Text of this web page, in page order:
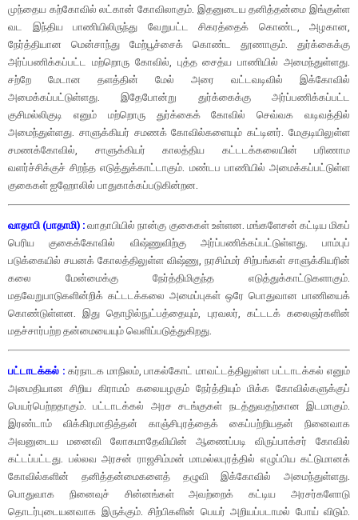
முந்தைய கற்கோவில் லட்கான் கோவிலாகும். இதனுடைய தனித்தன்மை இங்குள்ள
வட இந்திய பாணியிலிருந்து வேறுபட்ட சிகரத்தைக் கொண்ட, அழகான,
நேர்த்தியான மென்சாந்து மேற்பூச்சைக் கொண்ட தூணாகும். துர்க்கைக்கு
அர்ப்பணிக்கப்பட்ட மற்றொரு கோவில், புத்த சைத்ய பாணியில் அமைந்துள்ளது.
சற்றே மேடான தளத்தின் மேல் அரை வட்டவடிவில் இக்கோவில்
அமைக்கப்பட்டுள்ளது. இதேபோன்று துர்க்கைக்கு அர்ப்பணிக்கப்பட்ட
குசிமல்லிகுடி எனும் மற்றொரு துர்க்கைக் கோவில் செவ்வக வடிவத்தில்
அமைந்துள்ளது. சாளுக்கியர் சமணக் கோவில்களையும் கட்டினர். மேகுடியிலுள்ள
சமணக்கோவில், சாளுக்கியர் காலத்திய கட்டடக்கலையின் பரிணாம
வளர்ச்சிக்குச் சிறந்த எடுத்துக்காட்டாகும். மண்டப பாணியில் அமைக்கப்பட்டுள்ள
குகைகள் ஐஹோலில் பாதுகாக்கப்படுகின்றன.
வாதாபி (பாதாமி) :வாதாபியில் நான்கு குகைகள் உள்ளன. மங்களேசன் கட்டிய மிகப்
பெரிய குகைக்கோவில் விஷ்ணுவிற்கு அர்ப்பணிக்கப்பட்டுள்ளது. பாம்புப்
படுக்கையில் சயனக் கோலத்திலுள்ள விஷ்ணு, நரசிம்மர் சிற்பங்கள் சாளுக்கியரின்
கலை மேன்மைக்கு நேர்த்திமிகுந்த எடுத்துக்காட்டுகளாகும்.
மதவேறுபாடுகளின்றிக் கட்டடக்கலை அமைப்புகள் ஒரே பொதுவான பாணியைக்
கொண்டுள்ளன. இது தொழில்நுட்பத்தையும், புரவலர், கட்டடக் கலைஞர்களின்
மதச்சார்பற்ற தன்மையையும் வெளிப்படுத்துகிறது.
பட்டாடக்கல் :கர்நாடக மாநிலம், பாகல்கோட் மாவட்டத்திலுள்ள பட்டாடக்கல் எனும்
அமைதியான சிறிய கிராமம் கலையழகும் நேர்த்தியும் மிக்க கோவில்களுக்குப்
பெயர்பெற்றதாகும். பட்டாடக்கல் அரச சடங்குகள் நடத்துவதற்கான இடமாகும்.
இரண்டாம் விக்கிரமாதித்தன் காஞ்சிபுரத்தைக் கைப்பற்றியதன் நினைவாக
அவனுடைய மனைவி லோகமாதேவியின் ஆணைப்படி விருப்பாக்சர் கோவில்
கட்டப்பட்டது. பல்லவ அரசன் ராஜசிம்மன் மாமல்லபுரத்தில் எழுப்பிய கட்டுமானக்
கோவில்களின் தனித்தன்மைகளைத் தழுவி இக்கோவில் அமைந்துள்ளது.
பொதுவாக நினைவுச் சின்னங்கள் அவற்றைக் கட்டிய அரசர்களோடு
தொடர்புடையனவாக இருக்கும். சிற்பிகளின் பெயர் அறியப்படாமல் போய் விடும்.